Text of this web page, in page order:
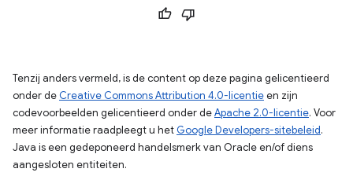
Tenzij anders vermeld, is de content op deze pagina gelicentieerd
onder de Creative Commons Attribution 4.0-licentieen zijn
codevoorbeelden gelicentieerd onder deApache 2.0-licentie. Voor
meer informatie raadpleegt u het Google Developers-sitebeleid.
Java is een gedeponeerd handelsmerk van Oracle en/of diens
aangesloten entiteiten.